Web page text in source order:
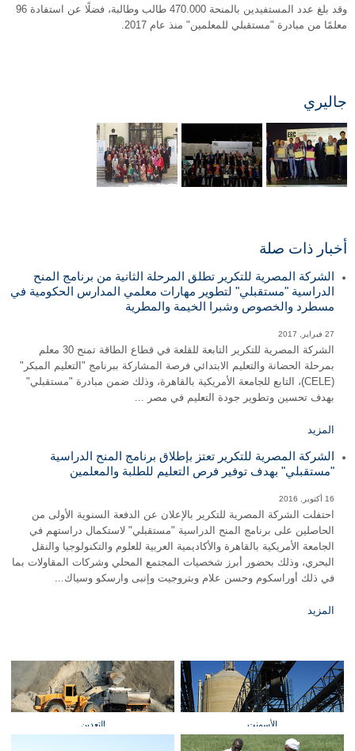
وقد بلغ عدد المستفيدين بالمنحة 470.000 طالب وطالبة، فضلًا عن استفادة 96
معلمًا من مبادرة "مستقبلي للمعلمين" منذ عام 2017.
جاليري
أخبار ذات صلة
الشركة المصرية للتكرير تطلق المرحلة الثانية من برنامج المنح
الدراسية "مستقبلي" لتطوير مهارات معلمي المدارس الحكومية في
مسطرد والخصوص وشبرا الخيمة والمطرية
27 فبراير, 2017
الشركة المصرية للتكرير التابعة للقلعة في قطاع الطاقة تمنح 30 معلم
بمرحلة الحضانة والتعليم الابتدائي فرصة المشاركة ببرنامج "التعليم المبكر"
(CELE)، التابع للجامعة الأمريكية بالقاهرة، وذلك ضمن مبادرة "مستقبلي"
بهدف تحسين وتطوير جودة التعليم في مصر ...
المزيد
الشركة المصرية للتكرير تعتز بإطلاق برنامج المنح الدراسية
"مستقبلي" بهدف توفير فرص التعليم للطلبة والمعلمين
16 أكتوبر, 2016
احتفلت الشركة المصرية للتكرير بالإعلان عن الدفعة السنوية الأولى من
الحاصلين على برنامج المنح الدراسية "مستقبلي" لاستكمال دراستهم في
الجامعة الأمريكية بالقاهرة والأكاديمية العربية للعلوم والتكنولوجيا والنقل
البحري، وذلك بحضور أبرز شخصيات المجتمع المحلي وشركات المقاولات بما
في ذلك أوراسكوم وحسن علام وبتروجيت وإنبى وارسكو وسياك...
المزيد
الأسمنت التعدين